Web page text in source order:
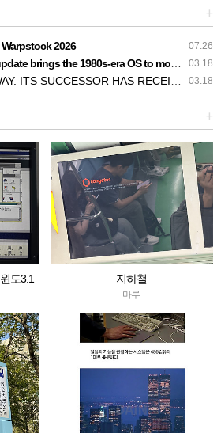
+
07.26
2026
03.18
the 1980s-era OS to modern UEFI PCs
03.18
HAS RECEIVED AN UPDATE
+
도3.1
지하철
마루